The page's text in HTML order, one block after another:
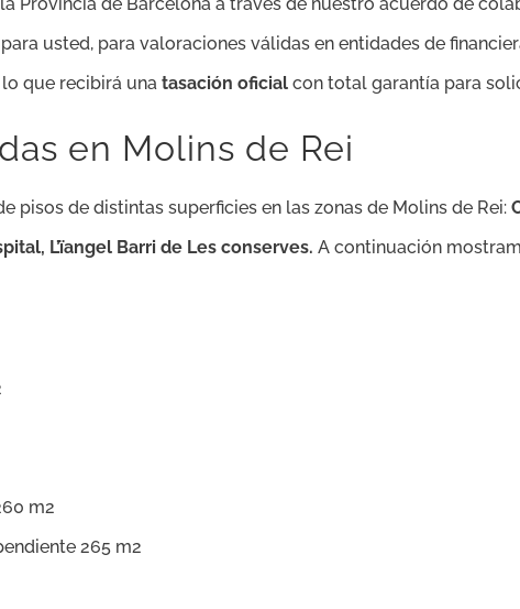
usted, para valoraciones válidas en entidades de
que recibirá una tasación oficial con total garantía para
en Molins de Rei
pisos de distintas superficies en las zonas de Molins de Rei:
L’ïangel Barri de Les conserves. A continuación
m2
265 m2